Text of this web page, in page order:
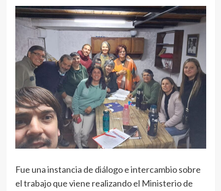
Fue una instancia de diálogo e intercambio sobre
el trabajo que viene realizando el Ministerio de